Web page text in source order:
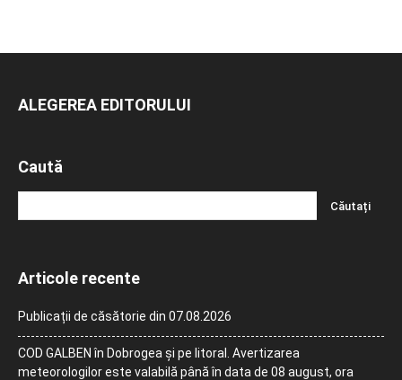
ALEGEREA EDITORULUI
Caută
Articole recente
Publicații de căsătorie din 07.08.2026
COD GALBEN în Dobrogea și pe litoral. Avertizarea
meteorologilor este valabilă până în data de 08 august, ora